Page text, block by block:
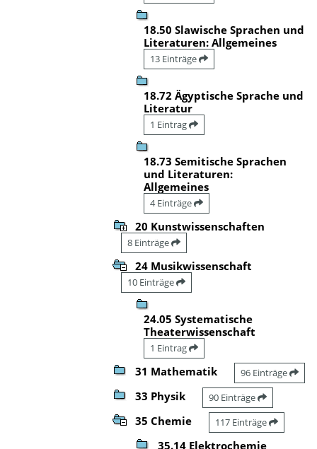
18.50 Slawische Sprachen und
Literaturen: Allgemeines
13 Einträge
18.72 Ägyptische Sprache und
Literatur
1 Eintrag
18.73 Semitische Sprachen
und Literaturen:
Allgemeines
4 Einträge
20 Kunstwissenschaften
8 Einträge
24 Musikwissenschaft
10 Einträge
24.05 Systematische
Theaterwissenschaft
1 Eintrag
31 Mathematik 96 Einträge
33 Physik 90 Einträge
35 Chemie 117 Einträge
35.14 Elektrochemie